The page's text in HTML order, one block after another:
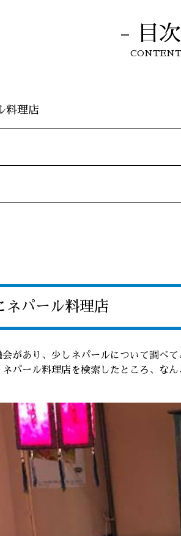
- 目
料理店
ネパール料理店
があり、少しネパールについて調べ
パール料理店を検索したところ、な